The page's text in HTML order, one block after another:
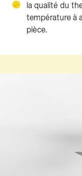
la qualité du
température à
pièce.